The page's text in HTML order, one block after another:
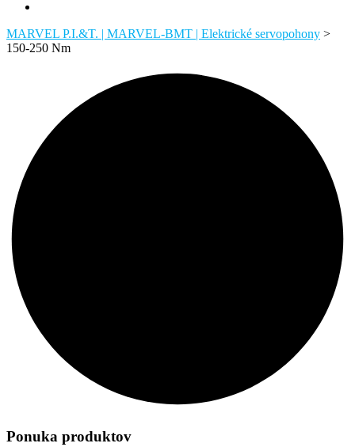
MARVEL P.I.&T. | MARVEL-BMT | Elektrické servopohony >
150-250 Nm
Ponuka produktov